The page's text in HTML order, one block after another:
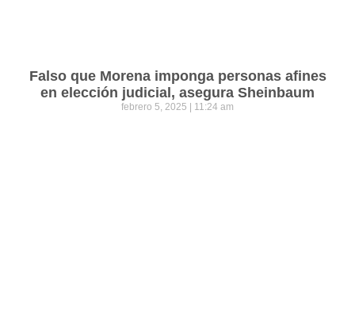
Falso que Morena imponga personas afines
en elección judicial, asegura Sheinbaum
febrero 5, 2025 11:24 am